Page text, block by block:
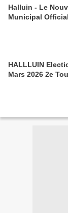
Halluin - Le
Municipal
HALLLUIN
Mars 2026 2e